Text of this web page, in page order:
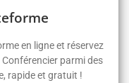
en ligne et réservez
parmi des
rapide et gratuit !